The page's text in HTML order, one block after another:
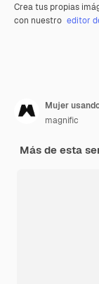
Crea tus propias
con nuestro editor
Mujer
magnific
Más de esta